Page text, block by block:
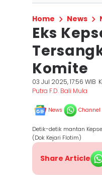
Home News
Eks
Komite
03 Jul 2025, 17:56 WIB
Putra F.D. Bali Mula
News Channel
Detik-detik mantan
(Dok Kejari Flotim)
Share Article